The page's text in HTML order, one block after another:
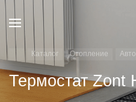
Каталог Отопление
Термостат Zont